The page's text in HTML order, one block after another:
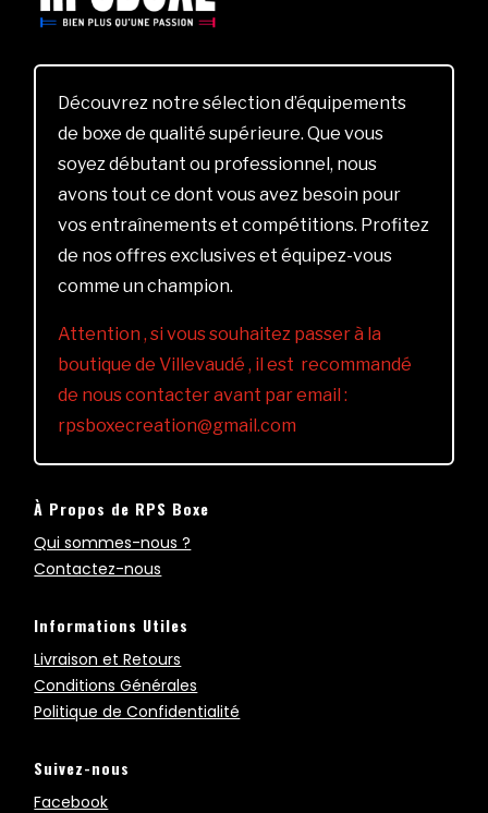
Découvrez notre sélection d’équipements
de boxe de qualité supérieure. Que vous
soyez débutant ou professionnel, nous
avons tout ce dont vous avez besoin pour
vos entraînements et compétitions. Profitez
de nos offres exclusives et équipez-vous
comme un champion.
Attention , si vous souhaitez passer à la
boutique de Villevaudé , il est recommandé
de nous contacter avant par email :
rpsboxecreation@gmail.com
À Propos de RPS Boxe
Qui sommes-nous ?
Contactez-nous
Informations Utiles
Livraison et Retours
Conditions Générales
Politique de Confidentialité
Suivez-nous
Facebook